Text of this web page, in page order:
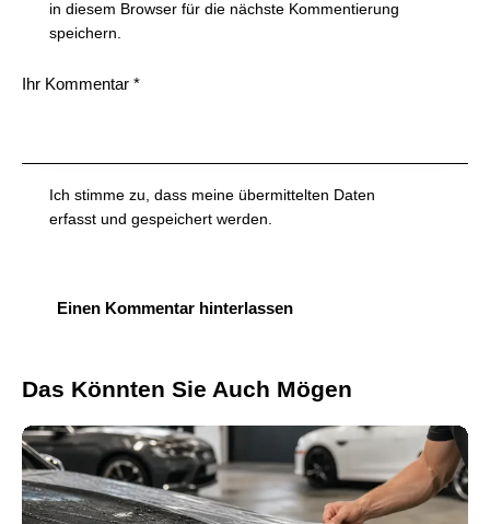
in diesem Browser für die nächste Kommentierung
speichern.
Ich stimme zu, dass meine übermittelten Daten
erfasst und gespeichert werden.
Das Könnten Sie Auch Mögen